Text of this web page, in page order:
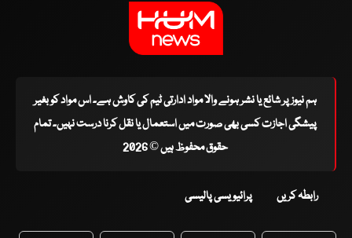
ہم نیوز پر شائع یا نشر ہونے والا مواد ادارتی ٹیم کی کاوش ہے۔ اس مواد کو بغیر
پیشگی اجازت کسی بھی صورت میں استعمال یا نقل کرنا درست نہیں۔ تمام
حقوق محفوظ ہیں © 2026
رابطہ کریں پرائیویسی پالیسی